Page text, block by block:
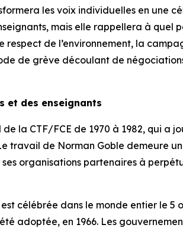
les voix individuelles en une
mais elle rappellera à quel
respect de l’environnement, la
de grève découlant de
et des enseignants
la CTF/FCE de 1970 à 1982, qui a
travail de Norman Goble demeure
organisations partenaires à
célébrée dans le monde entier le
adoptée, en 1966. Les